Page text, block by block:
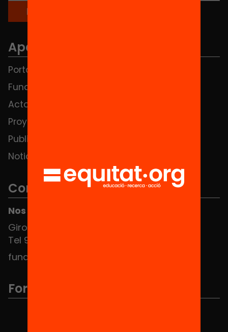
Apartados
Portada
Fundación
Actos
Proyectos
Publicaciones y vídeos
Noticias
Contacto
Nos puedes encontrar en el HUB Social
Girona 34, interior 08010 Barcelona
Tel 934 588 700
fundacio@equitat.org
Formamos parte de...